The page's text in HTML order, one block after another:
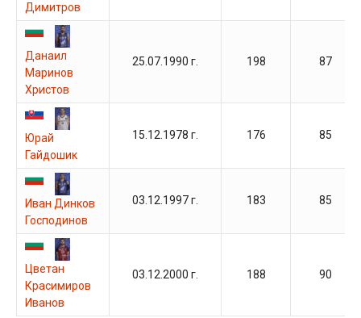
Димитров
Данаил
Маринов
Христов
25.07.1990 г. 198 87
Юрай
Гайдошик
15.12.1978 г. 176 85
Иван Динков
Господинов
03.12.1997 г. 183 85
Цветан
Красимиров
Иванов
03.12.2000 г. 188 90